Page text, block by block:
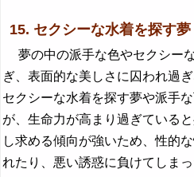
15. セクシーな水着を探す
夢の中の派手な色やセクシー
ぎ、表面的な美しさに囚われ過
セクシーな水着を探す夢や派手
が、生命力が高まり過ぎている
し求める傾向が強いため、性的
れたり、悪い誘惑に負けてしま